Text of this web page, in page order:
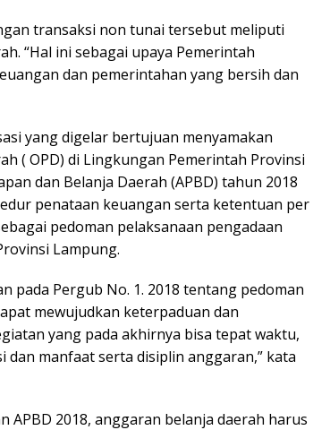
transaksi non tunai tersebut meliputi
“Hal ini sebagai upaya Pemerintah
dan pemerintahan yang bersih dan
yang digelar bertujuan menyamakan
( OPD) di Lingkungan Pemerintah Provinsi
dan Belanja Daerah (APBD) tahun 2018
penataan keuangan serta ketentuan per
pedoman pelaksanaan pengadaan
Lampung.
pada Pergub No. 1. 2018 tentang pedoman
mewujudkan keterpaduan dan
yang pada akhirnya bisa tepat waktu,
manfaat serta disiplin anggaran,” kata
APBD 2018, anggaran belanja daerah harus